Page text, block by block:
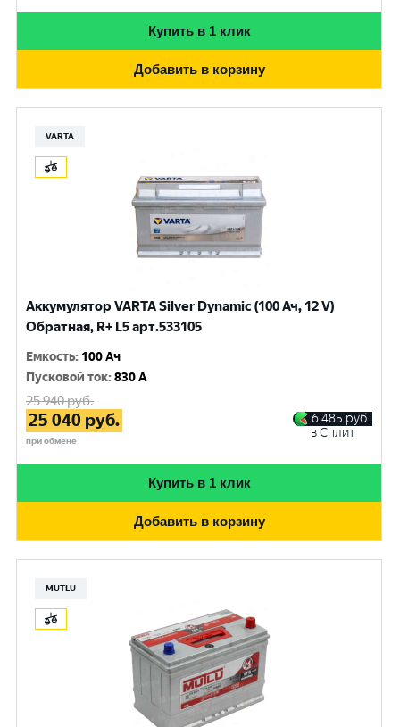
Купить в 1 клик
Добавить в корзину
VARTA
Аккумулятор VARTA Silver Dynamic (100 Ач, 12 V)
Обратная, R+ L5 арт.533105
Емкость: 100 Ач
Пусковой ток:830 A
25 940руб.
25 040 руб.
при обмене
6 485 руб.
в Сплит
Купить в 1 клик
Добавить в корзину
MUTLU